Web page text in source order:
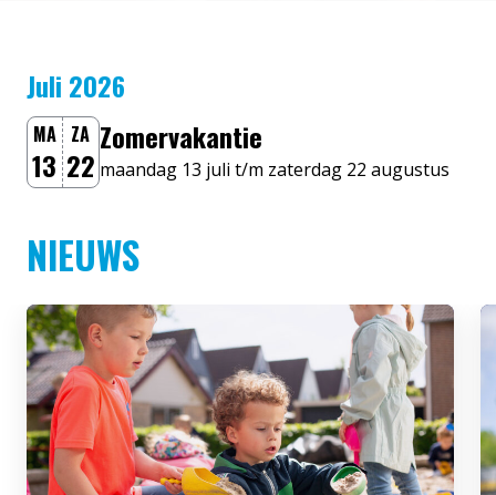
Juli 2026
MA
13
ZA
22
Zomervakantie
maandag 13 juli t/m zaterdag 22 augustus
NIEUWS